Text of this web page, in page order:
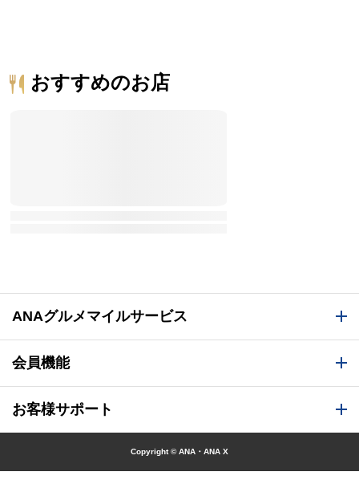
おすすめのお店
ANAグルメマイルサービス
会員機能
お客様サポート
Copyright © ANA・ANA X